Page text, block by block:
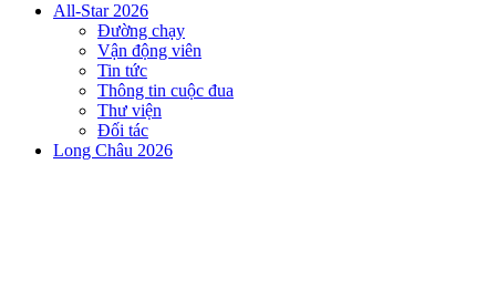
All-Star 2026
Đường chạy
Vận động viên
Tin tức
Thông tin cuộc đua
Thư viện
Đối tác
Long Châu 2026